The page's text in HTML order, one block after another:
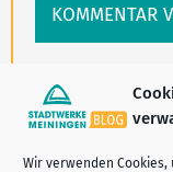
Wir verwenden